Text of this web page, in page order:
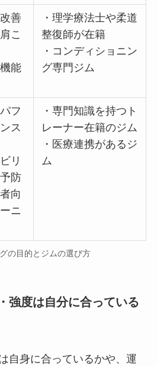
善
こ
能
・理学療法士や柔道
整復師が在籍
・コンディショニン
グ専門ジム
フ
ス
リ
防
向
ニ
・専門知識を持つト
レーナー在籍のジム
・医療連携があるジ
ム
の目的とジムの選び方
強度は自分に合っている
自身に合っているかや、運